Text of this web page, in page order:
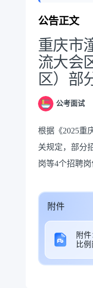
公告正文
重庆市
流大会
区）部
公考面试
根据《2025重
关规定， 部分
岗等4个招聘岗
附件
附
比